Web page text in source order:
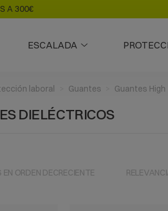
A 300€
ESCALADA
laboral Guantes Guantes High
DIELÉCTRICOS
ORDEN DECRECIENTE